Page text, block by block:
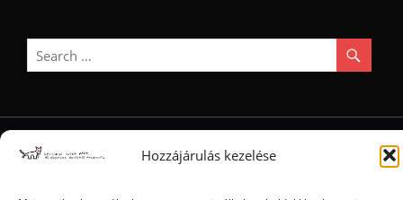
Hozzájárulás kezelése
Ⓒ 2006 - 2026 - Magyar Kétfarkú Kutya Párt - Minden jog fenntartva